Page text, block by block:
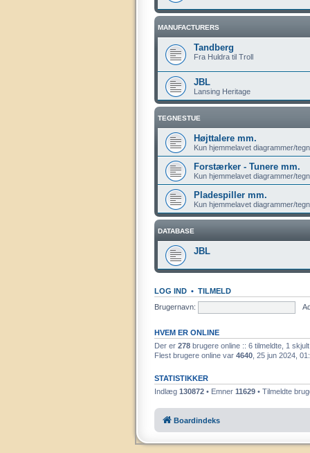
MANUFACTURERS
Tandberg
Fra Huldra til Troll
JBL
Lansing Heritage
TEGNESTUE
Højttalere mm.
Kun hjemmelavet diagrammer/
Forstærker - Tunere mm.
Kun hjemmelavet diagrammer/
Pladespiller mm.
Kun hjemmelavet diagrammer/
DATABASE
JBL
LOG IND • TILMELD
Brugernavn:
HVEM ER ONLINE
Der er 278 brugere online :: 6 tilmeldte, 1
Flest brugere online var 4640 , 25 jun 2024,
STATISTIKKER
Indlæg 130872 • Emner 11629 • Tilmeldte
Boardindeks